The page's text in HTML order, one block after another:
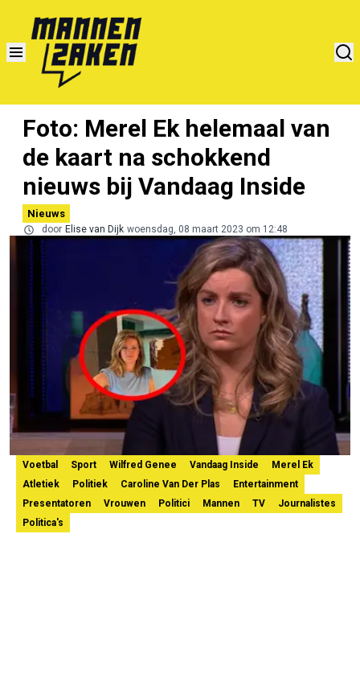
Foto: Merel Ek helemaal van
de kaart na schokkend
nieuws bij Vandaag Inside
Nieuws
door Elise van Dijk woensdag, 08 maart 2023 om 12:48
Voetbal Sport Wilfred Genee Vandaag Inside
Merel Ek
Atletiek
Politiek Caroline Van Der Plas
Entertainment
Presentatoren
Vrouwen Politici Mannen TV
Journalistes
Politica's